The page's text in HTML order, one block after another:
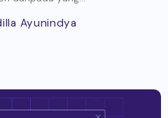
Ayunindya